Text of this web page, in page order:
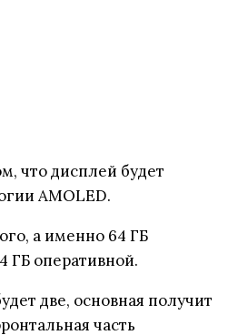
что дисплей будет
AMOLED.
а именно 64 ГБ
ГБ оперативной.
две, основная получит
часть